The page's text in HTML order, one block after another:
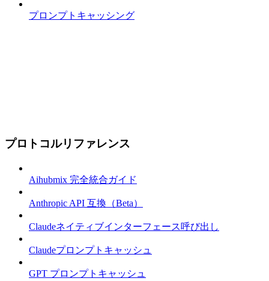
プロンプトキャッシング
プロトコルリファレンス
Aihubmix 完全統合ガイド
Anthropic API 互換（Beta）
Claudeネイティブインターフェース呼び出し
Claudeプロンプトキャッシュ
GPT プロンプトキャッシュ